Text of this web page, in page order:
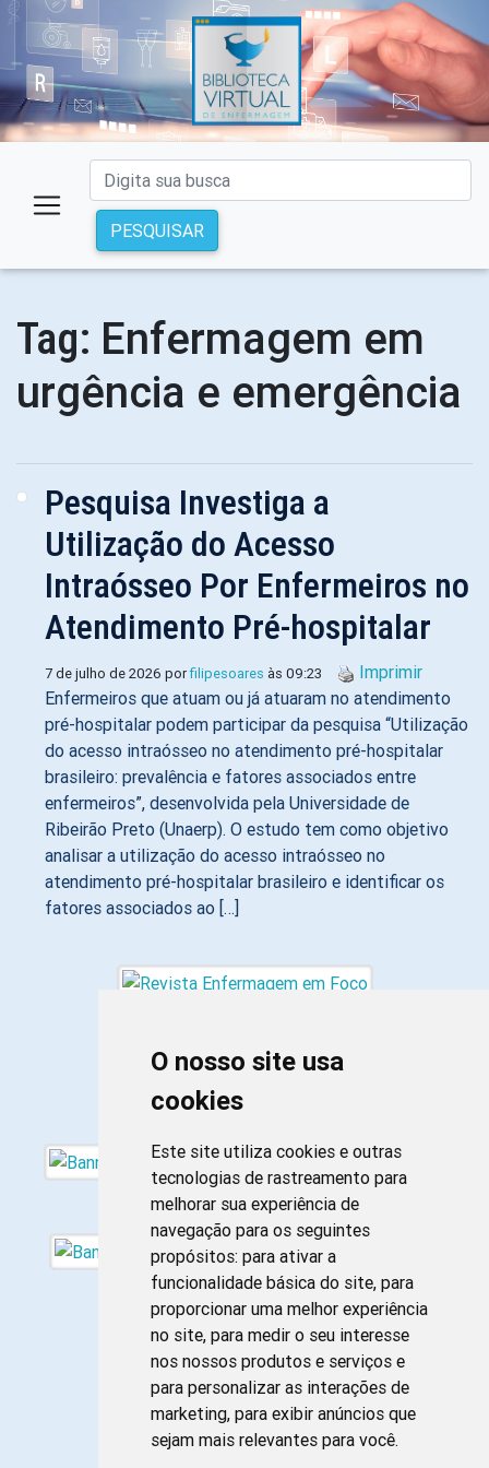
O nosso site usa
cookies
Este site utiliza cookies e outras
tecnologias de rastreamento para
melhorar sua experiência de
navegação para os seguintes
propósitos: para ativar a
funcionalidade básica do site, para
proporcionar uma melhor experiência
no site, para medir o seu interesse
nos nossos produtos e serviços e
para personalizar as interações de
marketing, para exibir anúncios que
sejam mais relevantes para você.
PESQUISAR
Tag: Enfermagem em
urgência e emergência
Pesquisa Investiga a
Utilização do Acesso
Intraósseo Por Enfermeiros no
Atendimento Pré-hospitalar
7 de julho de 2026 porfilipesoares às 09:23
Imprimir
Enfermeiros que atuam ou já atuaram no atendimento
pré-hospitalar podem participar da pesquisa “Utilização
do acesso intraósseo no atendimento pré-hospitalar
brasileiro: prevalência e fatores associados entre
enfermeiros”, desenvolvida pela Universidade de
Ribeirão Preto (Unaerp). O estudo tem como objetivo
analisar a utilização do acesso intraósseo no
atendimento pré-hospitalar brasileiro e identificar os
fatores associados ao […]